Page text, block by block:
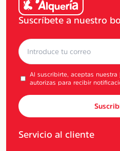
Suscríbete a nuestro
Al suscribirte, aceptas nuestra
autorizas para recibir
Servicio al cliente